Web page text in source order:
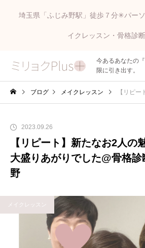
埼玉県「ふじみ野駅」徒歩７分✳︎パー
イクレッスン・骨格診
今あるあなたの
限に引き出す。
ブログ メイクレッスン 【リピート】新たなお2
2023.09.26
【リピート】新たなお2人の
大盛りあがりでした@骨格
野
メイクレッスン